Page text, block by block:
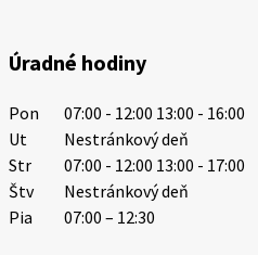
zdrojov.
spoločnosť preto
Úradné hodiny
Pon
07:00 - 12:00 13:00 - 16:00
Ut
Nestránkový deň
Str
07:00 - 12:00 13:00 - 17:00
Štv
Nestránkový deň
Pia
07:00 – 12:30